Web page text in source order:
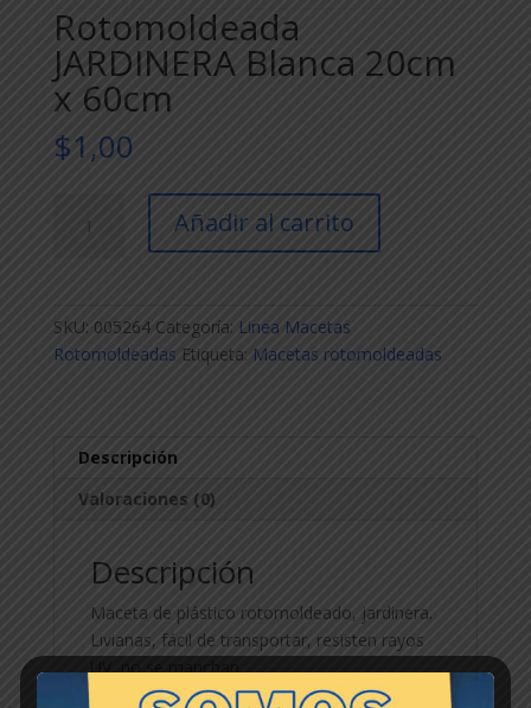
Rotomoldeada
JARDINERA Blanca 20cm
x 60cm
$1,00
JARDINERA
Añadir al carrito
SKU: 005264 Categoría: Linea Macetas
Rotomoldeadas Etiqueta: Macetas rotomoldeadas
Descripción
Valoraciones (0)
Descripción
Maceta de plástico rotomoldeado, jardinera.
Livianas, fácil de transportar, resisten rayos